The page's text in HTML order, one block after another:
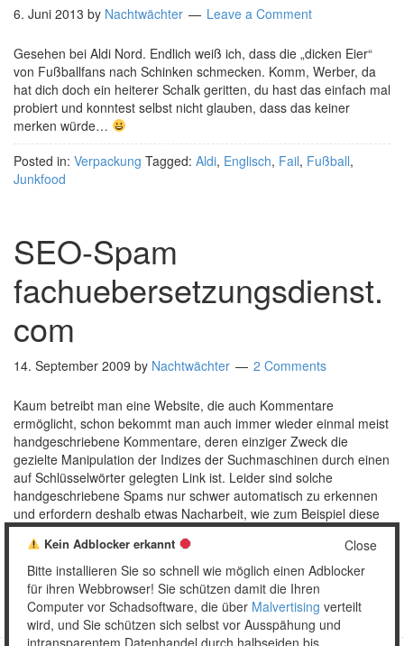
6. Juni 2013 by Nachtwächter Leave a Comment
Gesehen bei Aldi Nord. Endlich weiß ich, dass die „dicken Eier“
von Fußballfans nach Schinken schmecken. Komm, Werber, da
hat dich doch ein heiterer Schalk geritten, du hast das einfach mal
probiert und konntest selbst nicht glauben, dass das keiner
merken würde…
Posted in: Verpackung Tagged: Aldi, Englisch, Fail, Fußball,
Junkfood
SEO-Spam
fachuebersetzungsdienst.
com
14. September 2009 by Nachtwächter 2 Comments
Kaum betreibt man eine Website, die auch Kommentare
ermöglicht, schon bekommt man auch immer wieder einmal meist
handgeschriebene Kommentare, deren einziger Zweck die
gezielte Manipulation der Indizes der Suchmaschinen durch einen
auf Schlüsselwörter gelegten Link ist. Leider sind solche
handgeschriebene Spams nur schwer automatisch zu erkennen
und erfordern deshalb etwas Nacharbeit, wie zum Beispiel diese
…[Read more…]
Posted in:Kommentarspam,SEO Tagged:Englisch ,
Fachübersetzung,Übersetzung,Voynich
Close
Kein Adblocker erkannt
Bitte installieren Sie so schnell wie möglich einen Adblocker
für ihren Webbrowser! Sie schützen damit die Ihren
Computer vor Schadsoftware, die über Malvertising verteilt
wird, und Sie schützen sich selbst vor Ausspähung und
intransparentem Datenhandel durch halbseiden bis